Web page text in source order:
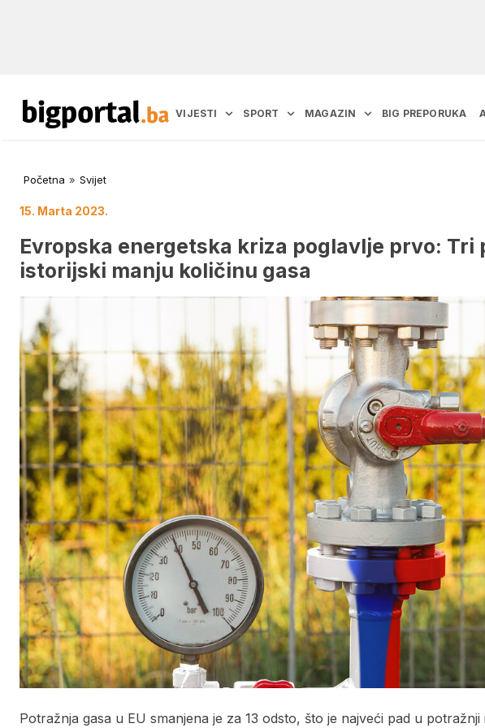
VIJESTI SPORT MAGAZIN BIG PREPORUKA
Početna » Svijet
15. Marta 2023.
Evropska energetska kriza poglavlje prvo: Tri
istorijski manju količinu gasa
Potražnja gasa u EU smanjena je za 13 odsto, što je najveći pad u